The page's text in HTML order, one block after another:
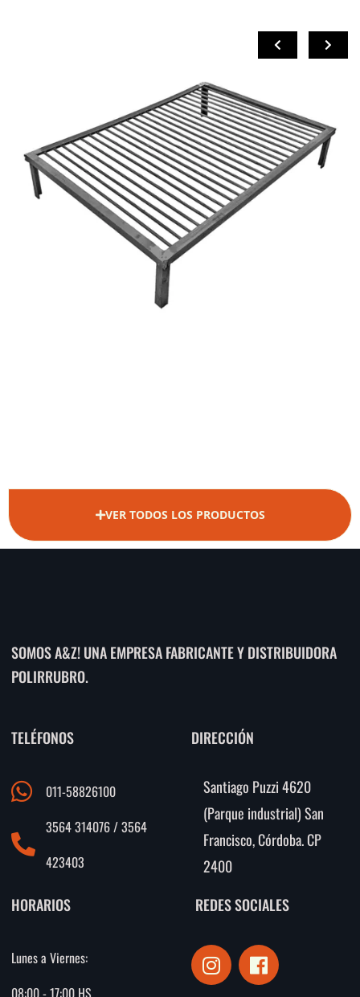
VER TODOS LOS PRODUCTOS
SOMOS A&Z! UNA EMPRESA FABRICANTE Y DISTRIBUIDORA
POLIRRUBRO.
TELÉFONOS
011-58826100
3564 314076 / 3564
423403
DIRECCIÓN
Santiago Puzzi 4620
(Parque industrial) San
Francisco, Córdoba. CP
2400
HORARIOS
Lunes a Viernes:
REDES SOCIALES
I
n
F
a